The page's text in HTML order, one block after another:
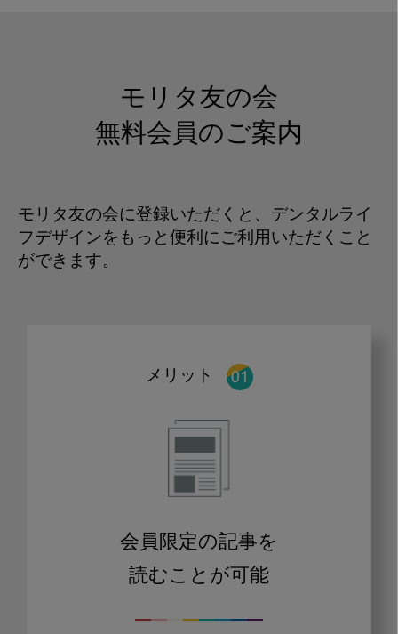
モリタ友の会
無料会員のご案内
モリタ友の会に登録いただくと、デンタルライ
フデザインをもっと便利にご利用いただくこと
ができます。
メリット
会員限定の記事を
読むことが可能